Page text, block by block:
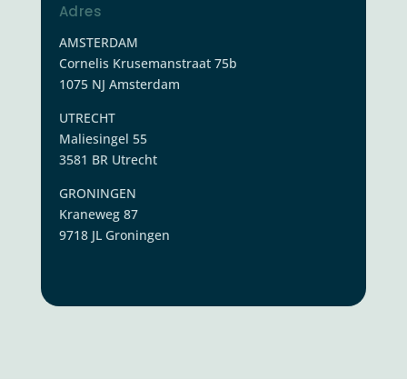
Adres
AMSTERDAM
Cornelis Krusemanstraat 75b
1075 NJ Amsterdam
UTRECHT
Maliesingel 55
3581 BR Utrecht
GRONINGEN
Kraneweg 87
9718 JL Groningen